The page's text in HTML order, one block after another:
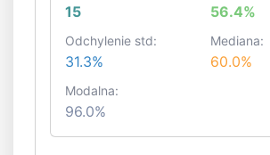
15 56.4%
Odchylenie std:
31.3%
Mediana:
60.0%
Modalna:
96.0%